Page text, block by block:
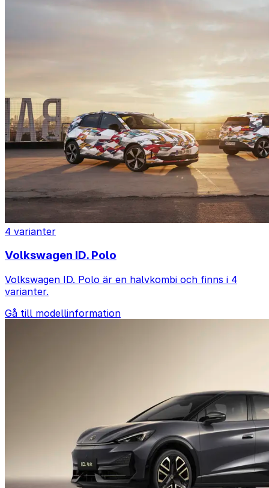
4 varianter
Volkswagen ID. Polo
Volkswagen ID. Polo är en halvkombi och finns i 4
varianter.
Gå till modellinformation